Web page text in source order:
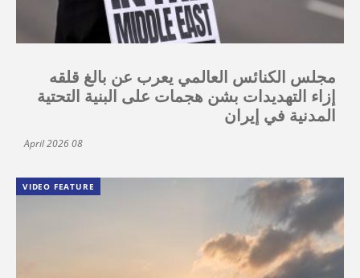
مجلس الكنائس العالمي يعرب عن بالغ قلقه
إزاء التهديدات بشن هجمات على البنية التحتية
المدنية في إيران
08 April 2026
VIDEO FEATURE